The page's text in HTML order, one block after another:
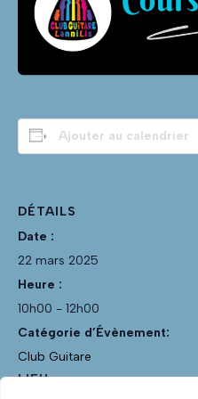
Ajouter au calendrier
DÉTAILS
Date :
22 mars 2025
Heure :
10h00 - 12h00
Catégorie d’Évènement:
Club Guitare
LIEU